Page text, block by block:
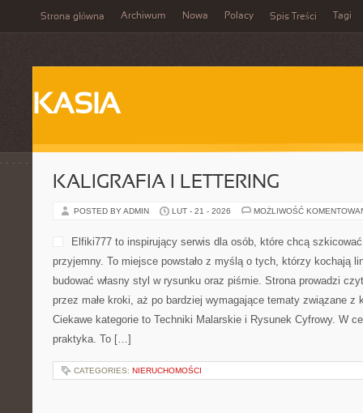
Strona główna Archiwum Nowa Polacy Spis Treści Tagi
KASIA
KALIGRAFIA I LETTERING
POSTED BY ADMIN LUT - 21 - 2026 MOŻLIWOŚĆ
Elfiki777 to inspirujący serwis dla osób, które chcą
przyjemny. To miejsce powstało z myślą o tych, którzy kochają
budować własny styl w rysunku oraz piśmie. Strona prowadzi
przez małe kroki, aż po bardziej wymagające tematy związane z
Ciekawe kategorie to Techniki Malarskie i Rysunek Cyfrowy. W
praktyka. To […]
CATEGORIES: NIERUCHOMOŚCI